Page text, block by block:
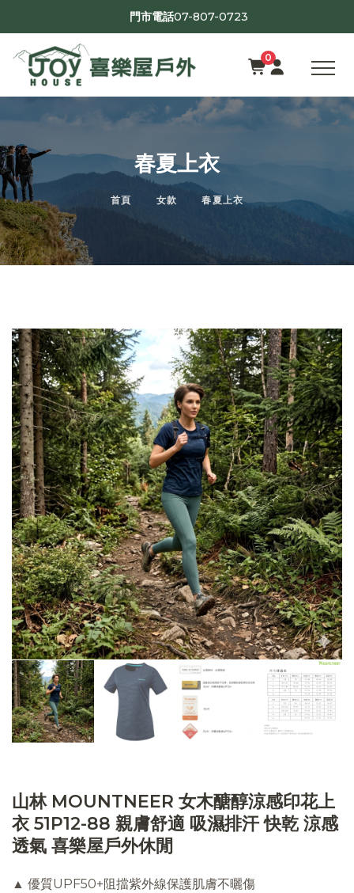
門市電話07-807-0723
0
春夏上衣
首頁 女款 春夏上衣
山林 MOUNTNEER 女木醣醇涼感印花上
衣 51P12-88 親膚舒適 吸濕排汗 快乾 涼感
透氣 喜樂屋戶外休閒
▲ 優質UPF50+阻擋紫外線保護肌膚不曬傷